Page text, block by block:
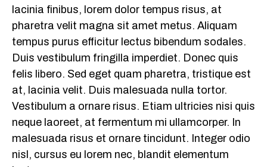
lacinia finibus, lorem dolor tempus risus, at
pharetra velit magna sit amet metus. Aliquam
tempus purus efficitur lectus bibendum sodales.
Duis vestibulum fringilla imperdiet. Donec quis
felis libero. Sed eget quam pharetra, tristique est
at, lacinia velit. Duis malesuada nulla tortor.
Vestibulum a ornare risus. Etiam ultricies nisi quis
neque laoreet, at fermentum mi ullamcorper. In
malesuada risus et ornare tincidunt. Integer odio
nisl, cursus eu lorem nec, blandit elementum